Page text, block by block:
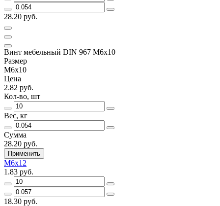
28.20 руб.
Винт мебельный DIN 967 М6х10
Размер
М6х10
Цена
2.82 руб.
Кол-во, шт
Вес, кг
Сумма
28.20 руб.
Применить
М6х12
1.83 руб.
18.30 руб.